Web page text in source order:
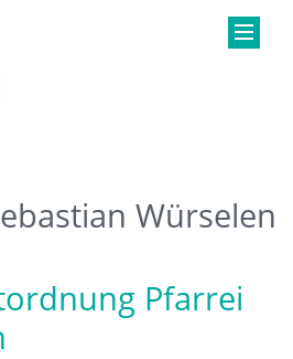
Würselen
Pfarrei